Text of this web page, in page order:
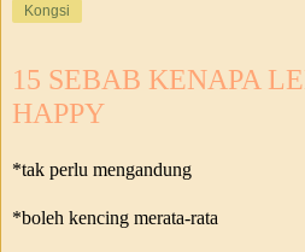
Kongsi
15 SEBAB KENAPA
HAPPY
*tak perlu mengandung
*boleh kencing merata-rata